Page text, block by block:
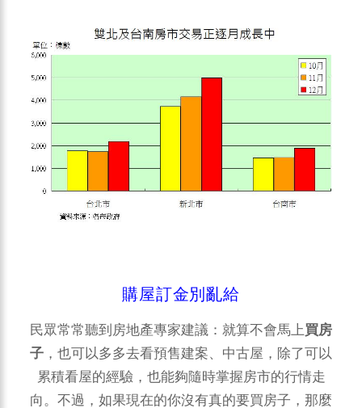
購屋訂金別亂給
民眾常常聽到房地產專家建議：就算不會馬上買房
子 ，也可以多多去看預售建案、中古屋，除了可以
累積看屋的經驗，也能夠隨時掌握房市的行情走
向。不過，如果現在的你沒有真的要買房子，那麼